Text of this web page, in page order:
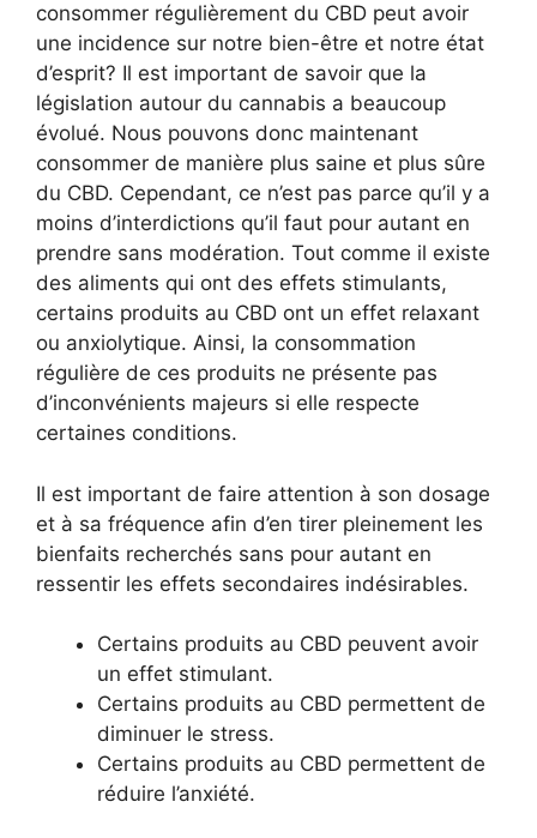
consommer régulièrement du CBD peut avoir
une incidence sur notre bien-être et notre état
d’esprit? Il est important de savoir que la
législation autour du cannabis a beaucoup
évolué. Nous pouvons donc maintenant
consommer de manière plus saine et plus sûre
du CBD. Cependant, ce n’est pas parce qu’il y a
moins d’interdictions qu’il faut pour autant en
prendre sans modération. Tout comme il existe
des aliments qui ont des effets stimulants,
certains produits au CBD ont un effet relaxant
ou anxiolytique. Ainsi, la consommation
régulière de ces produits ne présente pas
d’inconvénients majeurs si elle respecte
certaines conditions.
Il est important de faire attention à son dosage
et à sa fréquence afin d’en tirer pleinement les
bienfaits recherchés sans pour autant en
ressentir les effets secondaires indésirables.
Certains produits au CBD peuvent avoir
un effet stimulant.
Certains produits au CBD permettent de
diminuer le stress.
Certains produits au CBD permettent de
réduire l’anxiété.